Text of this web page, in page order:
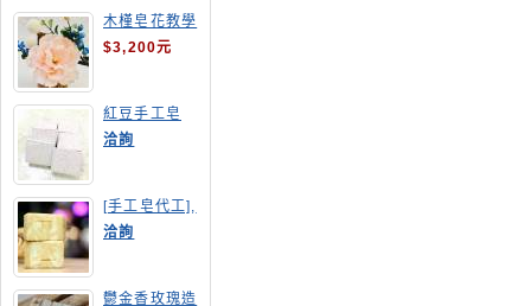
木槿皂花教學
$3,200元
紅豆手工皂
洽詢
[手工皂代工],
羊奶皂
洽詢
鬱金香玫瑰造